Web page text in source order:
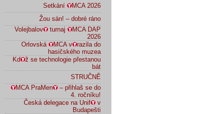
Setkání
MCA 2026
Žou sán! – dobré ráno
Volejbalov
turnaj
MCA DAP
2026
Orlovská
MCA v
razila do
hasičského muzea
Kd
ž se technologie přestanou
bát
STRUČNĚ
MCA PraMen
– přihlaš se do
4. ročníku!
Česká delegace na Unif
v
Budapešti